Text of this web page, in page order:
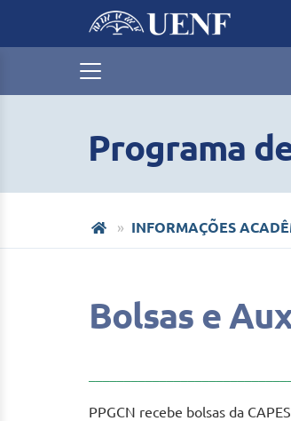
Programa
INFORMAÇÕES
Bolsas e
PPGCN recebe bolsas da